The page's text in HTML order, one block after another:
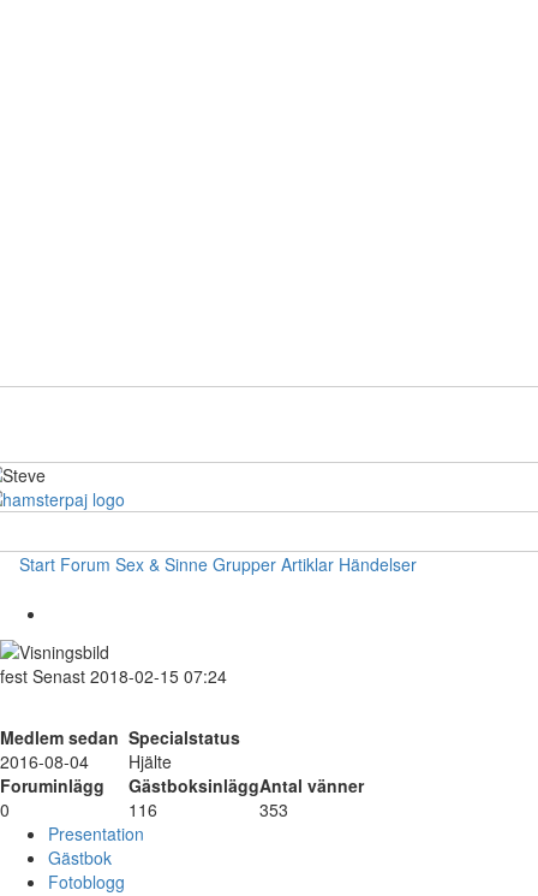
Start Forum Sex & Sinne Grupper Artiklar Händelser
fest Senast 2018-02-15 07:24
Medlem sedan Specialstatus
2016-08-04
Hjälte
Foruminlägg
GästboksinläggAntal vänner
0
116
353
Presentation
Gästbok
Fotoblogg